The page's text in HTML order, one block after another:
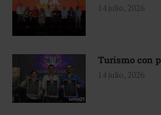
14 julio, 2026
Turismo con
14 julio, 2026